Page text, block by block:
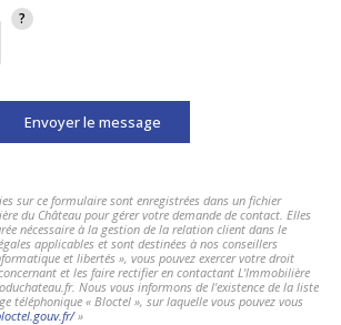
Envoyer le message
sur ce formulaire sont enregistrées dans un fichier
du Château pour gérer votre demande de contact. Elles
nécessaire à la gestion de la relation client dans le
applicables et sont destinées à nos conseillers
et libertés », vous pouvez exercer votre droit
et les faire rectifier en contactant L'Immobilière
Nous vous informons de l'existence de la liste
téléphonique « Bloctel », sur laquelle vous pouvez vous
»